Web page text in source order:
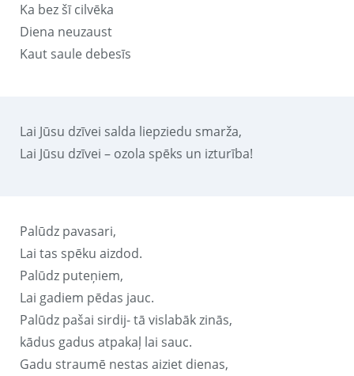
Ka bez šī cilvēka
Diena neuzaust
Kaut saule debesīs
Lai Jūsu dzīvei salda liepziedu smarža,
Lai Jūsu dzīvei – ozola spēks un izturība!
Palūdz pavasari,
Lai tas spēku aizdod.
Palūdz puteņiem,
Lai gadiem pēdas jauc.
Palūdz pašai sirdij- tā vislabāk zinās,
kādus gadus atpakaļ lai sauc.
Gadu straumē nestas aiziet dienas,